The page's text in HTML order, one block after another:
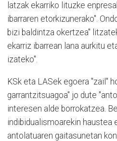
latzak ekarriko lituzke
ibarraren etorkizunerako".
bizi baldintza okertzea"
ekarriz ibarrean lana aurkitu
izateko".
KSk eta LASek egoera "zail"
garrantzitsuagoa" jo dute
interesen alde borrokatzea.
indibidualismoarekin haustea
antolatuaren gaitasunetan